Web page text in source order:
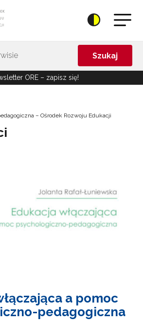
Szukaj
ORE – zapisz się!
– Ośrodek Rozwoju Edukacji
a pomoc
pedagogiczna